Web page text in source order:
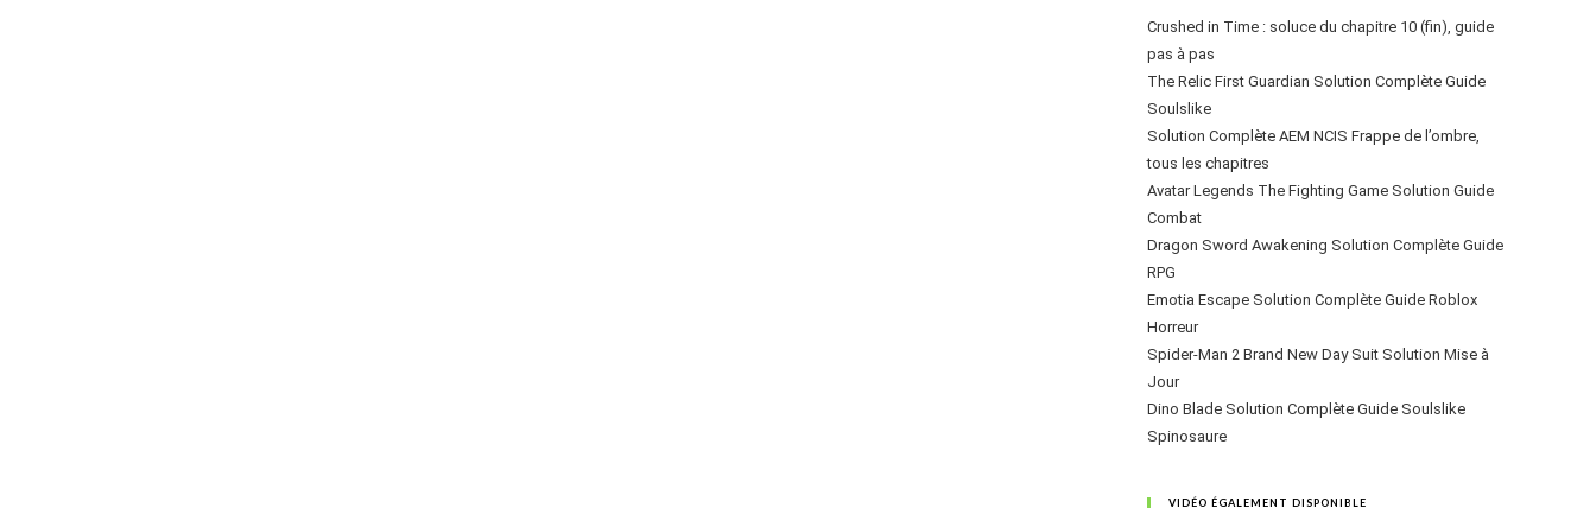
Crushed in Time : soluce du chapitre 10 (fin), guide
pas à pas
The Relic First Guardian Solution Complète Guide
Soulslike
Solution Complète AEM NCIS Frappe de l’ombre,
tous les chapitres
Avatar Legends The Fighting Game Solution Guide
Combat
Dragon Sword Awakening Solution Complète Guide
RPG
Emotia Escape Solution Complète Guide Roblox
Horreur
Spider-Man 2 Brand New Day Suit Solution Mise à
Jour
Dino Blade Solution Complète Guide Soulslike
Spinosaure
VIDÉO ÉGALEMENT DISPONIBLE